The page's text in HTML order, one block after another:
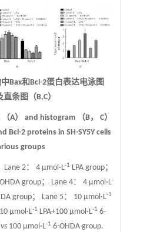
中Bax和Bcl-2蛋白表达电泳图
直条图（B,C）
A） and histogram （B， C）
Bcl-2 proteins in SH-SY5Y cells
groups
Lane 2： 4 μmol·L-1 LPA group；
group； Lane 4： 4 μmol·L-
group； Lane 5： 10 μmol·L-1
μmol·L-1 LPA+100 μmol·L-1 6-
vs100 μmol·L-1 6-OHDA group.